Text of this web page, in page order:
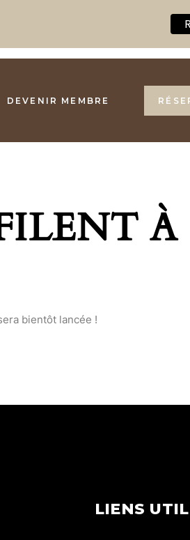
DEVENIR MEMBRE
À
bientôt lancée !
LIENS